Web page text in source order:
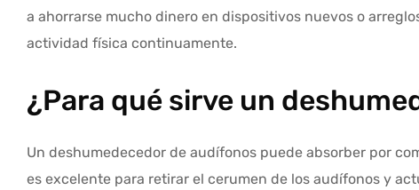
a ahorrarse mucho dinero en dispositivos nuevos o
actividad física continuamente.
¿Para qué sirve un
Un deshumedecedor de audífonos puede absorber por
es excelente para retirar el cerumen de los audífonos y